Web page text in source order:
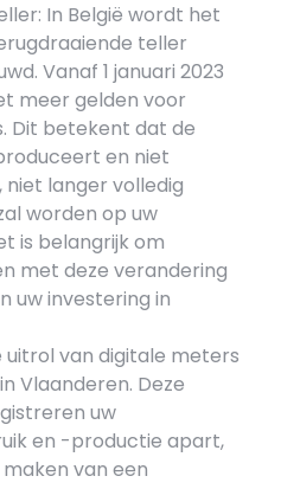
In België wordt het
teller
Vanaf 1 januari 2023
meer gelden voor
Dit betekent dat de
en niet
langer volledig
worden op uw
is belangrijk om
met deze verandering
uw investering in
uitrol van digitale meters
Vlaanderen. Deze
uw
en -productie apart,
van een